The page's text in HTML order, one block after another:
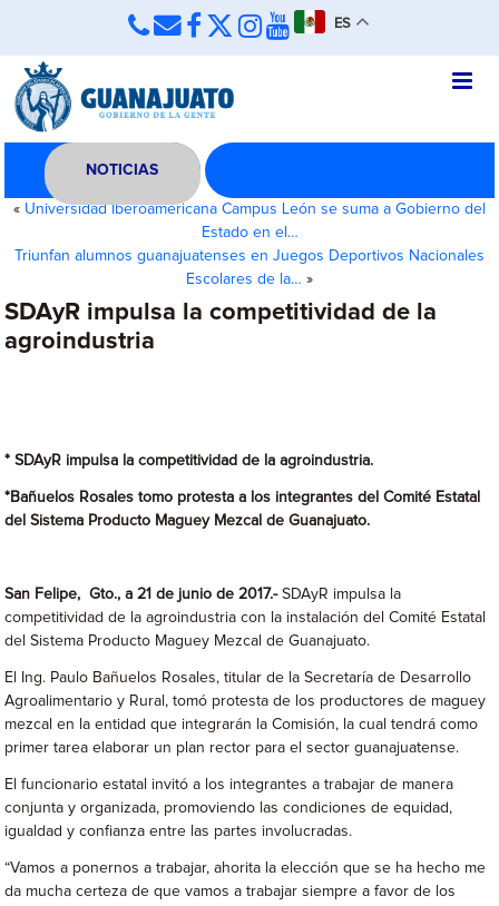
ES
NOTICIAS
« Universidad Iberoamericana Campus León se suma a Gobierno del
Estado en el…
Triunfan alumnos guanajuatenses en Juegos Deportivos Nacionales
Escolares de la… »
SDAyR impulsa la competitividad de la
agroindustria
* SDAyR impulsa la competitividad de la agroindustria.
*Bañuelos Rosales tomo protesta a los integrantes del Comité Estatal
del Sistema Producto Maguey Mezcal de Guanajuato.
San Felipe, Gto., a 21 de junio de 2017.-SDAyR impulsa la
competitividad de la agroindustria con la instalación del Comité Estatal
del Sistema Producto Maguey Mezcal de Guanajuato.
El Ing. Paulo Bañuelos Rosales, titular de la Secretaría de Desarrollo
Agroalimentario y Rural, tomó protesta de los productores de maguey
mezcal en la entidad que integrarán la Comisión, la cual tendrá como
primer tarea elaborar un plan rector para el sector guanajuatense.
El funcionario estatal invitó a los integrantes a trabajar de manera
conjunta y organizada, promoviendo las condiciones de equidad,
igualdad y confianza entre las partes involucradas.
“Vamos a ponernos a trabajar, ahorita la elección que se ha hecho me
da mucha certeza de que vamos a trabajar siempre a favor de los